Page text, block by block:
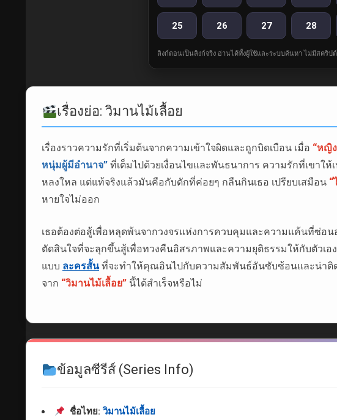
25 26 27 28
ลิงก์ตอนเป็นลิงก์จริง อ่านได้ทั้งผู้ใช้และระบบค้นหา ไม่มีสคริป
เรื่องย่อ: วิมานไม้เลื้อย
เรื่องราวความรักที่เริ่มต้นจากความเข้าใจผิดและถูกบิดเบือน เมื่อ “หญิ
หนุ่มผู้มีอำนาจ” ที่เต็มไปด้วยเงื่อนไขและพันธนาการ ความรักที่เขาให้
หลงใหล แต่แท้จริงแล้วมันคือกับดักที่ค่อยๆ กลืนกินเธอ เปรียบเสมือน “
หายใจไม่ออก
เธอต้องต่อสู้เพื่อหลุดพ้นจากวงจรแห่งการควบคุมและความแค้นที่ซ่อ
ตัดสินใจที่จะลุกขึ้นสู้เพื่อทวงคืนอิสรภาพและความยุติธรรมให้กับตัวเ
แบบ ละครสั้นที่จะทำให้คุณอินไปกับความสัมพันธ์อันซับซ้อนและน่าติ
จาก “วิมานไม้เลื้อย” นี้ได้สำเร็จหรือไม่
ข้อมูลซีรีส์ (Series Info)
ชื่อไทย: วิมานไม้เลื้อย